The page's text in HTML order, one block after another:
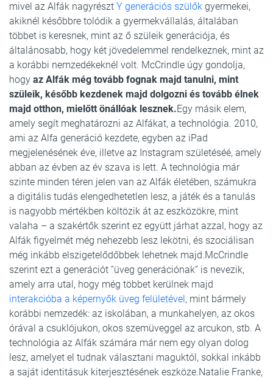
mivel az Alfák nagyrészt Y generációs szülők gyermekei,
akiknél későbbre tolódik a gyermekvállalás, általában
többet is keresnek, mint az ő szüleik generációja, és
általánosabb, hogy két jövedelemmel rendelkeznek, mint az
a korábbi nemzedékeknél volt. McCrindle úgy gondolja,
hogy az Alfák még tovább fognak majd tanulni, mint
szüleik, később kezdenek majd dolgozni és tovább élnek
majd otthon, mielőtt önállóak lesznek.Egy másik elem,
amely segít meghatározni az Alfákat, a technológia. 2010,
ami az Alfa generáció kezdete, egyben az iPad
megjelenésének éve, illetve az Instagram születéséé, amely
abban az évben az év szava is lett. A technológia már
szinte minden téren jelen van az Alfák életében, számukra
a digitális tudás elengedhetetlen lesz, a játék és a tanulás
is nagyobb mértékben költözik át az eszközökre, mint
valaha – a szakértők szerint ez együtt járhat azzal, hogy az
Alfák figyelmét még nehezebb lesz lekötni, és szociálisan
még inkább elszigetelődőbbek lehetnek majd.McCrindle
szerint ezt a generációt “üveg generációnak” is nevezik,
amely arra utal, hogy még többet kerülnek majd
interakcióba a képernyők üveg felületével, mint bármely
korábbi nemzedék: az iskolában, a munkahelyen, az okos
órával a csuklójukon, okos szemüveggel az arcukon, stb. A
technológia az Alfák számára már nem egy olyan dolog
lesz, amelyet el tudnak választani maguktól, sokkal inkább
a saját identitásuk kiterjesztésének eszköze.Natalie Franke,